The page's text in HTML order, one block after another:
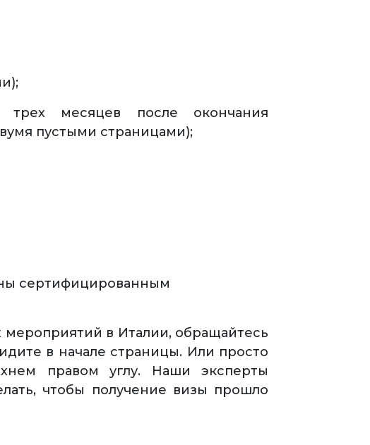
месяцев после окончания
пустыми страницами);
сертифицированным
мероприятий в Италии, обращайтесь
в начале страницы. Или просто
правом углу. Наши эксперты
чтобы получение визы прошло